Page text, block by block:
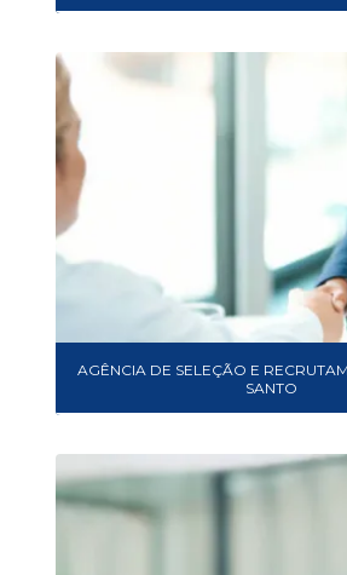
AGÊNCIA DE SELEÇÃO E
SANTO